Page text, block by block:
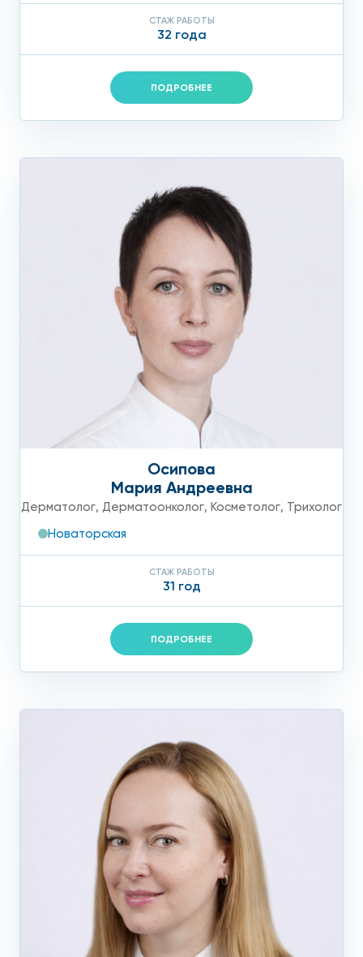
СТАЖ РАБОТЫ
32 года
ПОДРОБНЕЕ
Осипова
Мария Андреевна
Дерматолог, Дерматоонколог, Косметолог, Трихолог
Новаторская
СТАЖ РАБОТЫ
31 год
ПОДРОБНЕЕ